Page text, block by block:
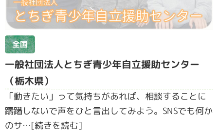
全国
一般社団法人とちぎ青少年自立援助センター
（栃木県）
「動きたい」って気持ちがあれば、相談することに
躊躇しないで声をひと言出してみよう。SNSでも何か
のサ…[続きを読む]